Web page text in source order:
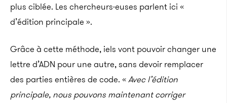
plus ciblée. Les chercheurs·euses parlent ici «
d’édition principale ».
Grâce à cette méthode, iels vont pouvoir changer une
lettre d’ADN pour une autre, sans devoir remplacer
des parties entières de code. «Avec l’édition
principale, nous pouvons maintenant corriger